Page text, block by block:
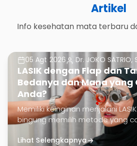
Artikel
Info kesehatan mata terbaru
05 Agt 2026 Dr. JOKO SATRIO,
LASIK dengan Flap dan
Bedanya dan Mana yang
Anda?
Memiliki keinginan menjalani
bingung memilih metode yang
LASIK dengan flap atau LASIK
Lihat Selengkapnya